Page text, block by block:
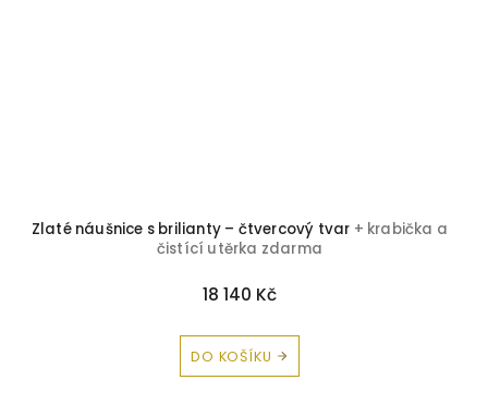
Zlaté náušnice s brilianty – čtvercový tvar + krabička a
čistící utěrka zdarma
18 140 Kč
DO KOŠÍKU